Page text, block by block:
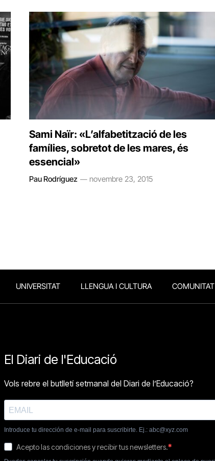
Sami Naïr: «L’alfabetització de les
famílies, sobretot de les mares, és
essencial»
Pau Rodríguez novembre 23, 2015
UNIVERSITAT LLENGUA I CULTURA COMUNITAT